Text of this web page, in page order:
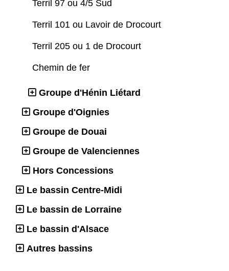
Terril 97 ou 4/5 Sud
Terril 101 ou Lavoir de Drocourt
Terril 205 ou 1 de Drocourt
Chemin de fer
Groupe d'Hénin Liétard
Groupe d'Oignies
Groupe de Douai
Groupe de Valenciennes
Hors Concessions
Le bassin Centre-Midi
Le bassin de Lorraine
Le bassin d'Alsace
Autres bassins